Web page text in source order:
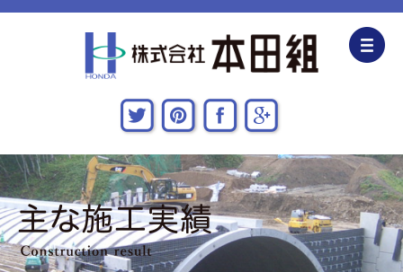
企業情報
CSR活動
主な施工実績
採用情報